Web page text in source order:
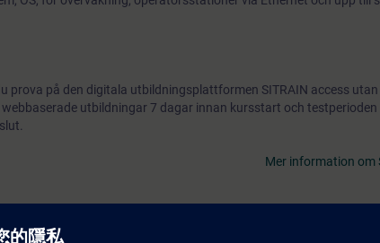
prova på den digitala utbildningsplattformen SITRAIN access utan
utbildningar 7 dagar innan kursstart och
Mer information om
för till exempel grundläggande kunskaper om